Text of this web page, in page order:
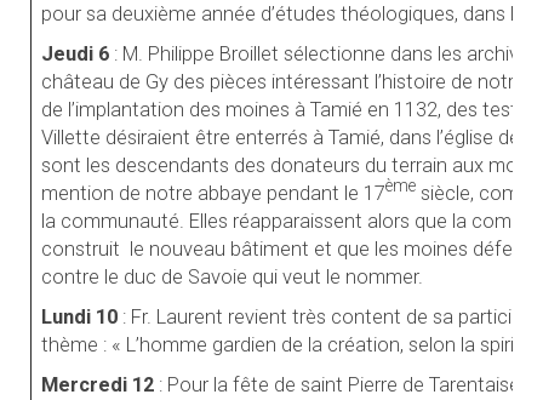
pour sa deuxième année d’études théologiques, dans le
Jeudi 6 : M. Philippe Broillet sélectionne dans les
château de Gy des pièces intéressant l’histoire de notre
de l’implantation des moines à Tamié en 1132, des
Villette désiraient être enterrés à Tamié, dans l’église de
sont les descendants des donateurs du terrain aux
mention de notre abbaye pendant le 17ème siècle,
la communauté. Elles réapparaissent alors que la
construit le nouveau bâtiment et que les moines
contre le duc de Savoie qui veut le nommer.
Lundi 10 : Fr. Laurent revient très content de sa
thème : « L’homme gardien de la création, selon la
Mercredi 12 : Pour la fête de saint Pierre de Tarentaise